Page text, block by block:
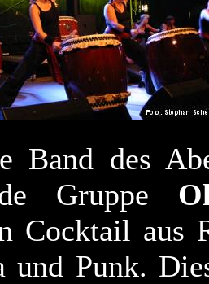
Band des
Gruppe
Cocktail aus
und Punk.